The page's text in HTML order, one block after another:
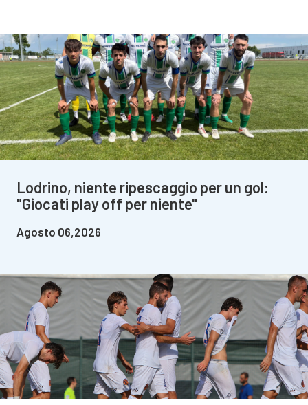
Lodrino, niente ripescaggio per un gol:
"Giocati play off per niente"
Agosto 06,2026